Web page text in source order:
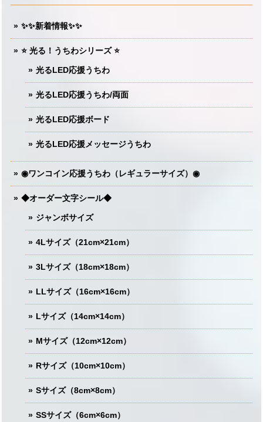
✨✨新着情報✨✨
⭐️ 光る！うちわシリーズ ⭐️
光るLED応援うちわ
光るLED応援うちわ/両面
光るLED応援ボード
光るLED応援メッセージうちわ
◉ワンコイン応援うちわ（レギュラーサイズ）◉
◆オーダー文字シール◆
ジャンボサイズ
4Lサイズ（21cm×21cm）
3Lサイズ（18cm×18cm）
LLサイズ（16cm×16cm）
Lサイズ（14cm×14cm）
Mサイズ（12cm×12cm）
Rサイズ（10cm×10cm）
Sサイズ（8cm×8cm）
SSサイズ（6cm×6cm）